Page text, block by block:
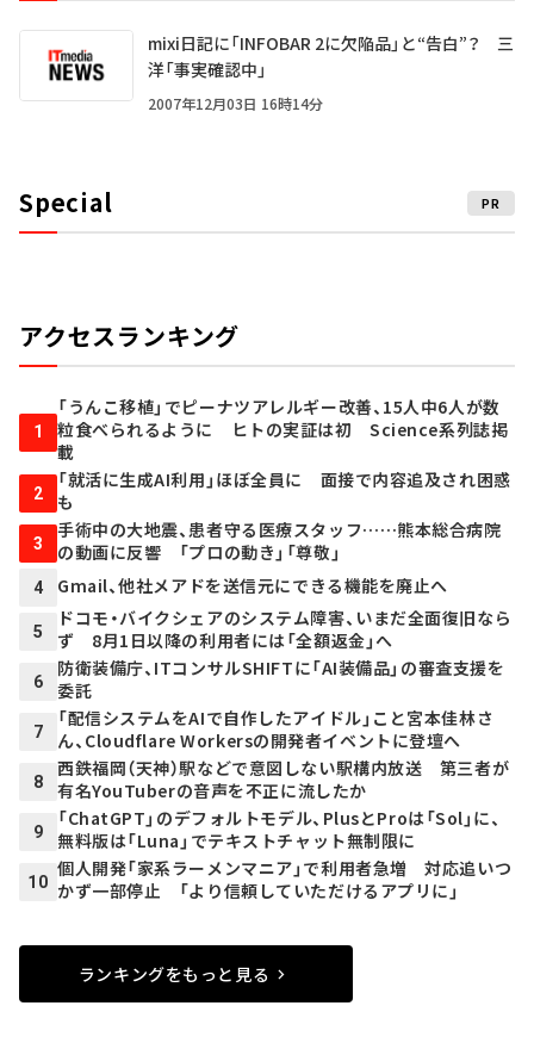
mixi日記に「INFOBAR 2に欠陥品」と“告白”？ 三
洋「事実確認中」
2007年12月03日 16時14分
Special PR
アクセスランキング
1
「うんこ移植」でピーナツアレルギー改善、15人中6人が数
粒食べられるように ヒトの実証は初 Science系列誌掲
載
2
「就活に生成AI利用」ほぼ全員に 面接で内容追及され困惑
も
3
手術中の大地震、患者守る医療スタッフ……熊本総合病院
の動画に反響 「プロの動き」「尊敬」
4 Gmail、他社メアドを送信元にできる機能を廃止へ
5
ドコモ・バイクシェアのシステム障害、いまだ全面復旧なら
ず 8月1日以降の利用者には「全額返金」へ
6
防衛装備庁、ITコンサルSHIFTに「AI装備品」の審査支援を
委託
7
「配信システムをAIで自作したアイドル」こと宮本佳林さ
ん、Cloudflare Workersの開発者イベントに登壇へ
8
西鉄福岡（天神）駅などで意図しない駅構内放送 第三者が
有名YouTuberの音声を不正に流したか
9
「ChatGPT」のデフォルトモデル、PlusとProは「Sol」に、
無料版は「Luna」でテキストチャット無制限に
10
個人開発「家系ラーメンマニア」で利用者急増 対応追いつ
かず一部停止 「より信頼していただけるアプリに」
ランキングをもっと見る